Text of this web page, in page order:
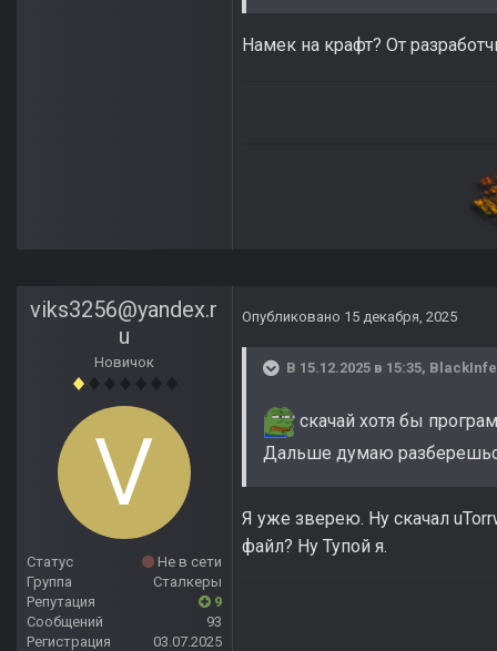
Намек на крафт? От
viks3256@yandex.r
u
Новичок
Статус
Не в сети
Группа
Сталкеры
Репутация
9
Сообщений
93
Регистрация
03.07.2025
Опубликовано 15 декабря, 2025
В 15.12.2025 в 15:35,
скачай хотя бы
Дальше думаю
Я уже зверею. Ну скачал
файл? Ну Тупой я.